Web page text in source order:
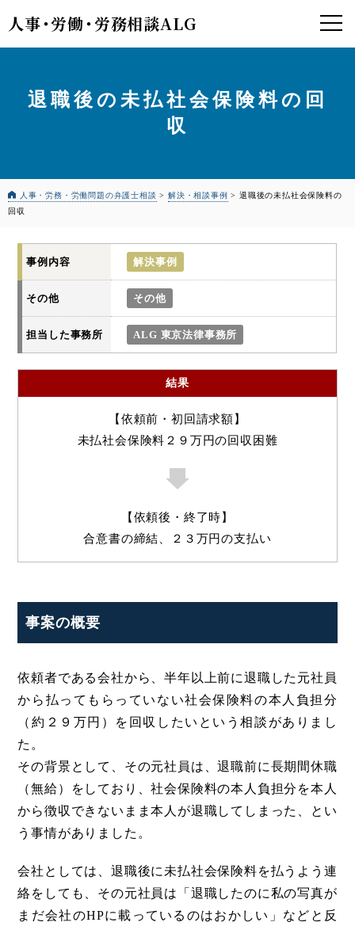
人事・労働・労務相談ALG
退職後の未払社会保険料の回
収
人事・労務・労働問題の弁護士相談 >解決・相談事例 >退職後の未払社会保険料の
回収
事例内容 解決事例
その他 その他
担当した事務所 ALG 東京法律事務所
結果
【依頼前・初回請求額】
未払社会保険料２９万円の回収困難
【依頼後・終了時】
合意書の締結、２３万円の支払い
事案の概要
依頼者である会社から、半年以上前に退職した元社員
から払ってもらっていない社会保険料の本人負担分
（約２９万円）を回収したいという相談がありまし
た。
その背景として、その元社員は、退職前に長期間休職
（無給）をしており、社会保険料の本人負担分を本人
から徴収できないまま本人が退職してしまった、とい
う事情がありました。
会社としては、退職後に未払社会保険料を払うよう連
絡をしても、その元社員は「退職したのに私の写真が
まだ会社のHPに載っているのはおかしい」などと反